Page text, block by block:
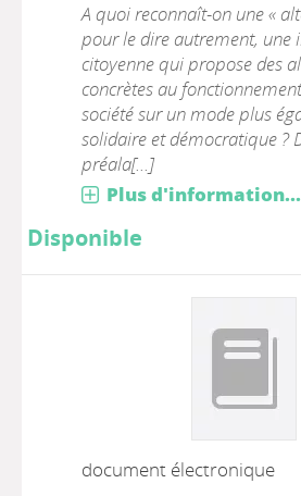
A quoi reconnaît-on une «
pour le dire autrement, une
citoyenne qui propose des
concrètes au
société sur un mode plus
solidaire et démocratique ?
préala[...]
Plus d'information...
Disponible
document électronique